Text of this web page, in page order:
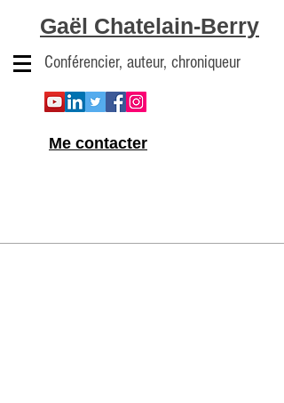
Gaël Chatelain-Berry
Conférencier, auteur, chroniqueur
Me contacter